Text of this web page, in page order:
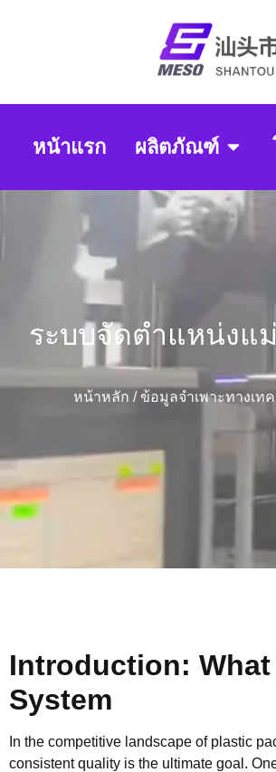
หน้าแรก ผลิตภัณฑ์
ระบบจัดตำแหน่งแ
หน้าหลัก /ข้อมูลจำเพาะทางเท
Introduction:
System
In the competitive landscape of plastic
consistent quality is the ultimate goal.